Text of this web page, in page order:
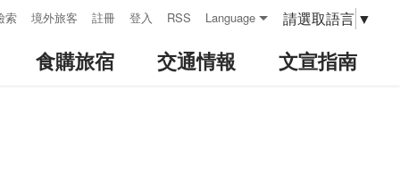
索 境外旅客 註冊 登入 RSS Language 請選取語言 ▼
食購旅宿 交通情報 文宣指南